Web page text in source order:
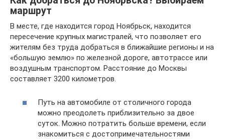
маршрут
В месте, где находится город Ноябрьск, находится
пересечение крупных магистралей, что позволяет его
жителям без труда добраться в ближайшие регионы и на
«большую землю» по железной дороге, автотрассе или
воздушным транспортом. Расстояние до Москвы
составляет 3200 километров.
Путь на автомобиле от столичного города
можно преодолеть приблизительно за двое
суток. Можно потратить больше времени, если
знакомиться с достопримечательностями